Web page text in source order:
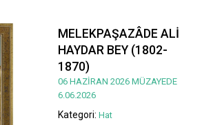
MELEKPAŞAZÂDE ALİ
HAYDAR BEY (1802-
1870)
06 HAZİRAN 2026 MÜZAYEDE
6.06.2026
Kategori: Hat